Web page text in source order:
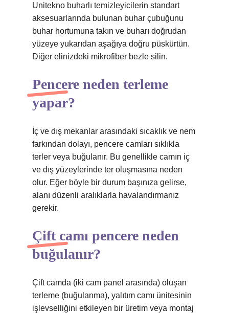
Unitekno buharlı temizleyicilerin standart
aksesuarlarında bulunan buhar çubuğunu
buhar hortumuna takın ve buharı doğrudan
yüzeye yukarıdan aşağıya doğru püskürtün.
Diğer elinizdeki mikrofiber bezle silin.
Pencere neden terleme
yapar?
İç ve dış mekanlar arasındaki sıcaklık ve nem
farkından dolayı, pencere camları sıklıkla
terler veya buğulanır. Bu genellikle camın iç
ve dış yüzeylerinde ter oluşmasına neden
olur. Eğer böyle bir durum başınıza gelirse,
alanı düzenli aralıklarla havalandırmanız
gerekir.
Çift camı pencere neden
buğulanır?
Çift camda (iki cam panel arasında) oluşan
terleme (buğulanma), yalıtım camı ünitesinin
işlevselliğini etkileyen bir üretim veya montaj